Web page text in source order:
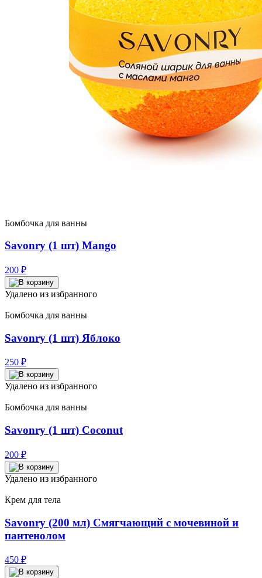
Бомбочка для ванны
Savonry (1 шт) Mango
200 ₽
Удалено из избранного
Бомбочка для ванны
Savonry (1 шт) Яблоко
250 ₽
Удалено из избранного
Бомбочка для ванны
Savonry (1 шт) Coconut
200 ₽
Удалено из избранного
Крем для тела
Savonry (200 мл) Смягчающий с мочевиной и
пантенолом
450 ₽